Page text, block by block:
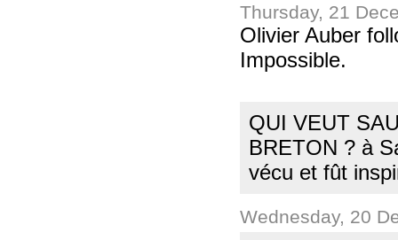
Thursday, 21
Olivier Auber
Impossible.
QUI VEUT
BRETON ? à
vécu et fût
Wednesday, 20